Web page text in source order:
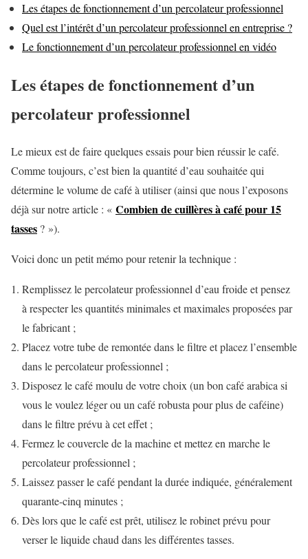
Les étapes de fonctionnement d’un percolateur professionnel
Quel est l’intérêt d’un percolateur professionnel en entreprise ?
Le fonctionnement d’un percolateur professionnel en vidéo
Les étapes de fonctionnement d’un
percolateur professionnel
Le mieux est de faire quelques essais pour bien réussir le café.
Comme toujours, c’est bien la quantité d’eau souhaitée qui
détermine le volume de café à utiliser (ainsi que nous l’exposons
déjà sur notre article : « Combien de cuillères à café pour 15
tasses ? »).
Voici donc un petit mémo pour retenir la technique :
Remplissez le percolateur professionnel d’eau froide et pensez
à respecter les quantités minimales et maximales proposées par
le fabricant ;
Placez votre tube de remontée dans le filtre et placez l’ensemble
dans le percolateur professionnel ;
Disposez le café moulu de votre choix (un bon café arabica si
vous le voulez léger ou un café robusta pour plus de caféine)
dans le filtre prévu à cet effet ;
Fermez le couvercle de la machine et mettez en marche le
percolateur professionnel ;
Laissez passer le café pendant la durée indiquée, généralement
quarante-cinq minutes ;
Dès lors que le café est prêt, utilisez le robinet prévu pour
verser le liquide chaud dans les différentes tasses.